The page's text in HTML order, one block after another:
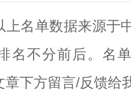
上名单数据来源于
名不分前后。名
章下方留言/反馈给